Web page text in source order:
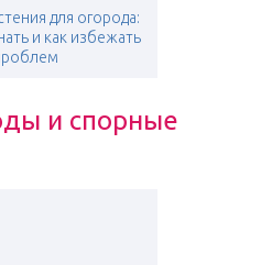
для огорода:
и как избежать
и спорные